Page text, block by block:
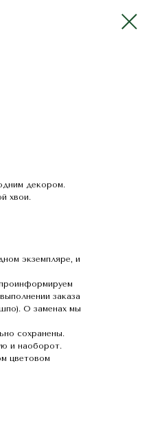
декором.
хвои.
экземпляре, и
заказа
О заменах мы
сохранены.
и наоборот.
цветовом